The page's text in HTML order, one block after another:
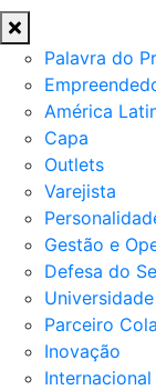
Palavra do
América
Capa
Outlets
Varejista
Gestão e
Defesa do
Parceiro
Inovação
Internacional